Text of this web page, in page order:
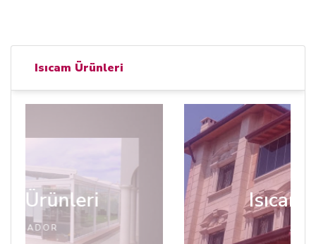
Isıcam Ürünleri
Isıcam Ürünleri